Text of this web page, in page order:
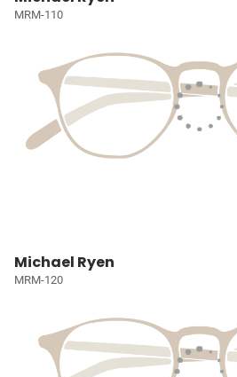
MRM-110
Michael Ryen
MRM-120